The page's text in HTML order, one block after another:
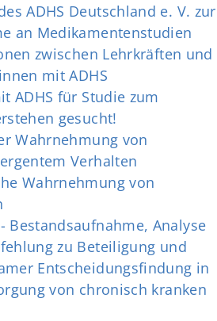
ADHS Deutschland e. V. zur
an Medikamentenstudien
zwischen Lehrkräften und
mit ADHS
ADHS für Studie zum
gesucht!
Wahrnehmung von
Verhalten
Wahrnehmung von
Bestandsaufnahme, Analyse
zu Beteiligung und
Entscheidungsfindung in
von chronisch kranken